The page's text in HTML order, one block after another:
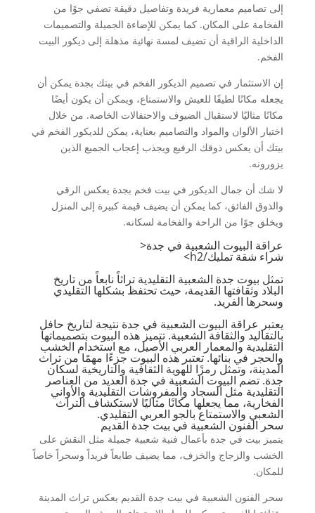
إلى تصاميم معمارية فريدة وتفاصيل دقيقة تضفي جوًا من
الفخامة على المكان. كما يمكن للإضاءة الجميلة والتصميمات
الداخلية الراقية أن تضيف لمسة نهائية مذهلة إلى ديكور البيت
الفخم.
إن الاستثمار في تصميم الديكور الفخم في بيتك بجدة يمكن أن
يجعله مكانًا لطيفًا للعيش والاستمتاع، ويمكن أن يكون أيضًا
مكانًا مثاليًا لاستقبال الضيوف والاحتفالات الخاصة. من خلال
اختيار الألوان والمواد والتصاميم بعناية، يمكن للديكور الفخم في
بيتك أن يعكس ذوقك الرفيع ويجذب إعجاب الجميع الذين
يزورونه.
لا شك أن جمال الديكور في بيت فخم بجدة يعكس الرقي
والذوق الفائق، كما يمكن أن يضيف قيمة كبيرة إلى المنزل
ويخلق جوًا من الراحة والفخامة لسكانه.
عراقة البيوت الشعبية في جدة<
شراء شقة تمليك/h2>
تمثل بيوت جدة الشعبية التقليدية تراثاً نابعاً من تاريخ
البلاد وثقافتها القديمة، حيث تحتفظ بشكلها التقليدي
وسحرها الفريد.
يعتبر عراقة البيوت الشعبية في جدة نتيجة لتاريخ حافل
بالتقاليد والثقافة الشعبية. تتميز هذه البيوت بتصميماتها
التقليدية والمعمار العربي الأصيل، مع استخدام الخشب
والحجر في بنائها. تعتبر هذه البيوت جزءًا مهمًا من تراث
المدينة، وتمثل رمزًا للهوية الثقافية والتاريخية لسكان
جدة. تضم البيوت الشعبية في جدة العديد من العناصر
التقليدية مثل السجاد والمفروشات التقليدية والأواني
الفخارية، مما يجعلها مكانًا مثاليًا لاستكشاف التراث
الشعبي والاستمتاع بالجو العربي التقليدي.
سحر الفنون الشعبية في بيت جدة القديم
يتميز بيت في جدة بأعمال فنية شعبية جميلة مثل النقش على
الخشب والزجاج والخزف، مما يضيف طابعاً فريداً وسحراً خاصاً
للمكان.
سحر الفنون الشعبية في بيت جدة القديم يعكس تراث المدينة